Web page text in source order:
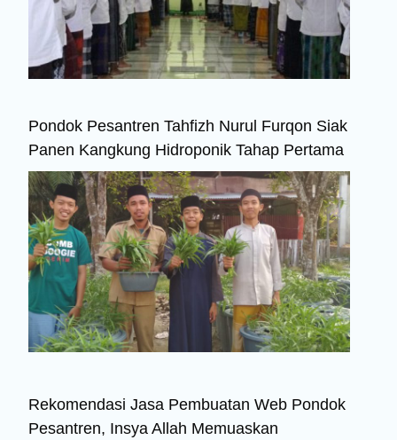
Pondok Pesantren Tahfizh Nurul Furqon Siak
Panen Kangkung Hidroponik Tahap Pertama
Rekomendasi Jasa Pembuatan Web Pondok
Pesantren, Insya Allah Memuaskan